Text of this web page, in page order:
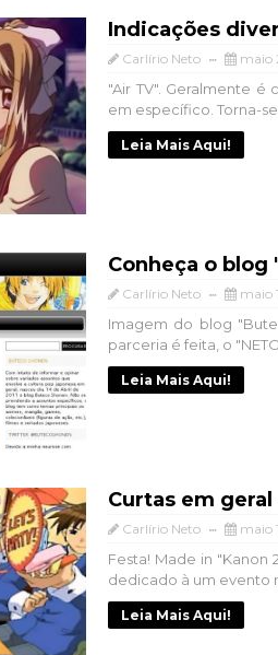
Indicações
Carlírio Neto maio
"Air TV". Geralmente
em específico. Torna-
Leia Mais Aqui!
Conheça o blog
Carlírio Neto maio
Imagem do blog
parceria é feita, o
Leia Mais Aqui!
Curtas em
Carlírio Neto maio
Festa! Made in "Kanon
dedicado à um evento
Leia Mais Aqui!